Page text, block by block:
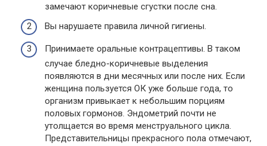
замечают коричневые сгустки после сна.
Вы нарушаете правила личной гигиены.
Принимаете оральные контрацептивы. В таком
случае бледно-коричневые выделения
появляются в дни месячных или после них. Если
женщина пользуется ОК уже больше года, то
организм привыкает к небольшим порциям
половых гормонов. Эндометрий почти не
утолщается во время менструального цикла.
Представительницы прекрасного пола отмечают,